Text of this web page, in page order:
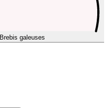
Brebis galeuses